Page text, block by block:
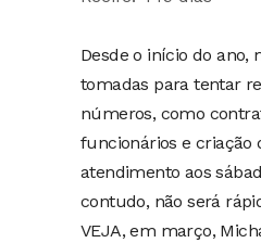
Desde o início do ano,
tomadas para tentar
números, como
funcionários e criação
atendimento aos
contudo, não será
VEJA, em março,